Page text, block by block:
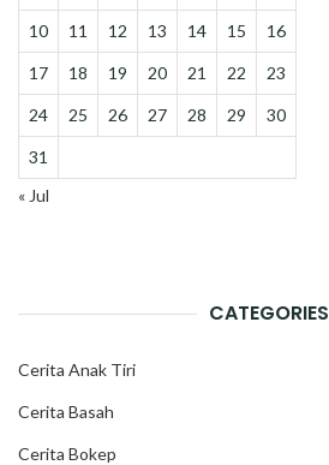
10 11 12 13 14 15 16
17 18 19 20 21 22 23
24 25 26 27 28 29 30
31
« Jul
CATEGORIES
Cerita Anak Tiri
Cerita Basah
Cerita Bokep